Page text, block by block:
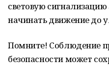
световую
начинать движение до
Помните! Соблюдение
безопасности может